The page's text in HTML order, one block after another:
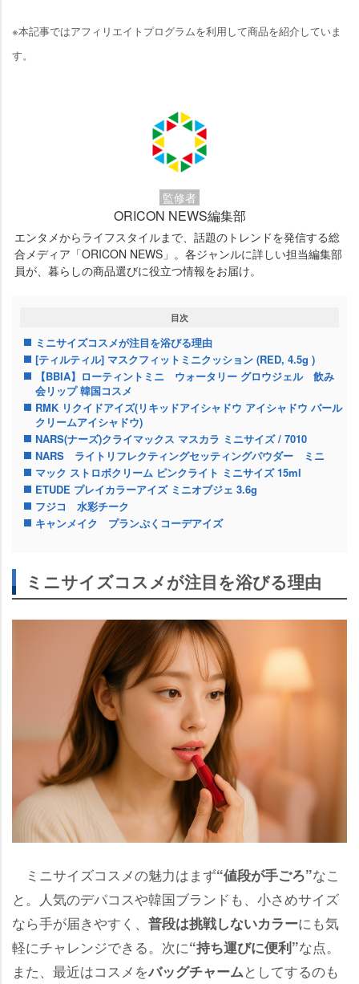
※本記事ではアフィリエイトプログラムを利用して商品を紹介していま
す。
監修者
ORICON NEWS編集部
エンタメからライフスタイルまで、話題のトレンドを発信する総
合メディア「ORICON NEWS」。各ジャンルに詳しい担当編集部
員が、暮らしの商品選びに役立つ情報をお届け。
目次
ミニサイズコスメが注目を浴びる理由
[ティルティル] マスクフィットミニクッション (RED, 4.5g )
【BBIA】ローティントミニ ウォータリー グロウジェル 飲み
会リップ 韓国コスメ
RMK リクイドアイズ(リキッドアイシャドウ アイシャドウ パール
クリームアイシャドウ)
NARS(ナーズ)クライマックス マスカラ ミニサイズ / 7010
NARS ライトリフレクティングセッティングパウダー ミニ
マック ストロボクリーム ピンクライト ミニサイズ 15ml
ETUDE プレイカラーアイズ ミニオブジェ 3.6g
フジコ 水彩チーク
キャンメイク プランぷくコーデアイズ
ミニサイズコスメが注目を浴びる理由
ミニサイズコスメの魅力はまず“値段が手ごろ”なこ
と。人気のデパコスや韓国ブランドも、小さめサイズ
なら手が届きやすく、 普段は挑戦しないカラーにも気
軽にチャレンジできる。次に“持ち運びに便利”な点。
また、最近はコスメをバッグチャームとしてするのも